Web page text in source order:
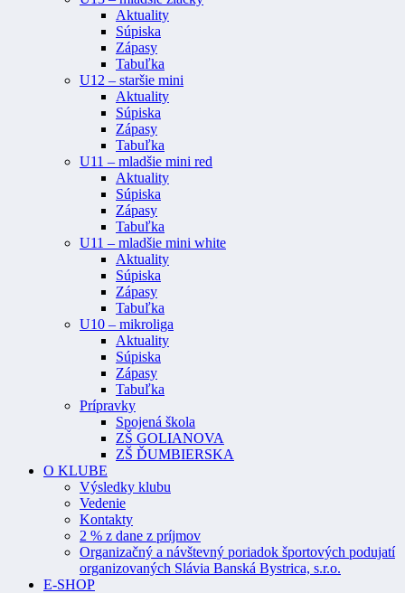
Aktuality
Súpiska
Zápasy
Tabuľka
U12 – staršie mini
Aktuality
Súpiska
Zápasy
Tabuľka
U11 – mladšie mini red
Aktuality
Súpiska
Zápasy
Tabuľka
U11 – mladšie mini white
Aktuality
Súpiska
Zápasy
Tabuľka
U10 – mikroliga
Aktuality
Súpiska
Zápasy
Tabuľka
Prípravky
Spojená škola
ZŠ GOLIANOVA
ZŠ ĎUMBIERSKA
O KLUBE
Výsledky klubu
Vedenie
Kontakty
2 % z dane z príjmov
Organizačný a návštevný poriadok športových podujatí
organizovaných Slávia Banská Bystrica, s.r.o.
E-SHOP